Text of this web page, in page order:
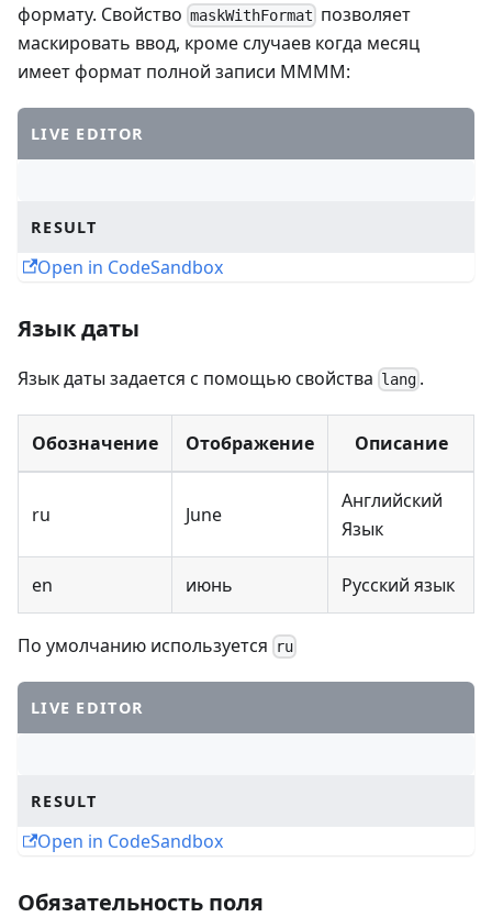
формату. Свойство maskWithFormat позволяет
маскировать ввод, кроме случаев когда месяц
имеет формат полной записи MMMM:
LIVE EDITOR
RESULT
Open in CodeSandbox
Язык даты
Язык даты задается с помощью свойства lang .
Обозначение Отображение Описание
ru June
Английский
Язык
en июнь Русский язык
По умолчанию используется ru
LIVE EDITOR
RESULT
Open in CodeSandbox
Обязательность поля